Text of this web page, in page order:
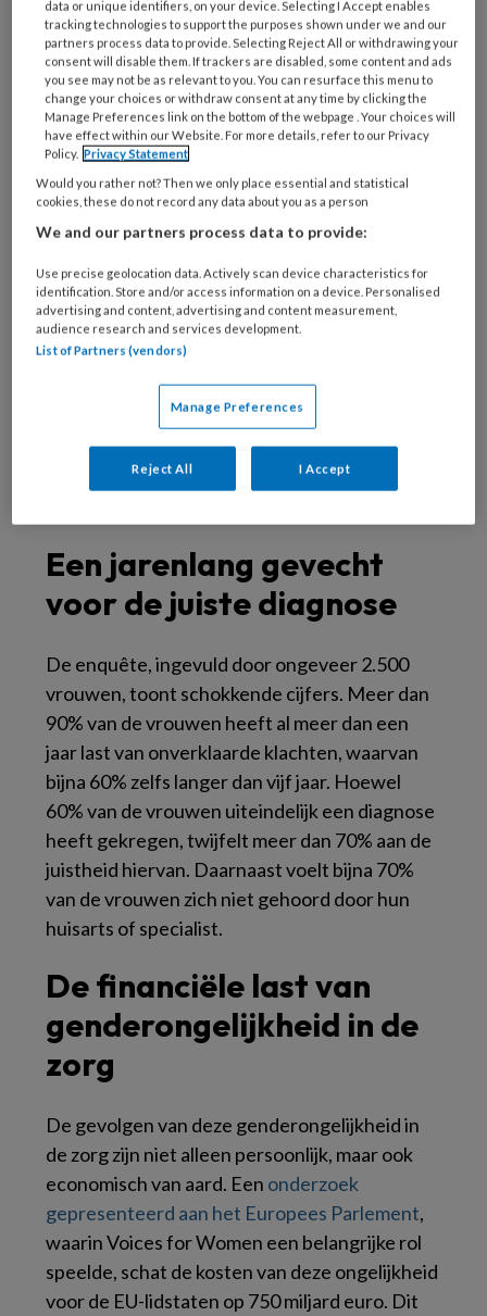
Vrouwen en onverklaarde
gezondheidsklachten
De gezondheidszorg kampt met een
hardnekkig probleem: veel vrouwen met
een gebrek aan adequate zorg. Uit een
enquête vanStichting Voices for Womenblijkt
dat deze problematiek diep geworteld is in de
manier waarop de gezondheidszorg is
georganiseerd. Waar mannen vaak de norm
zijn in medisch onderzoek en behandelingen,
blijven vrouwen achter met onopgeloste
gezondheidsproblemen.
Een jarenlang gevecht
voor de juiste diagnose
De enquête, ingevuld door ongeveer 2.500
vrouwen, toont schokkende cijfers. Meer dan
90% van de vrouwen heeft al meer dan een
jaar last van onverklaarde klachten, waarvan
bijna 60% zelfs langer dan vijf jaar. Hoewel
60% van de vrouwen uiteindelijk een diagnose
heeft gekregen, twijfelt meer dan 70% aan de
juistheid hiervan. Daarnaast voelt bijna 70%
van de vrouwen zich niet gehoord door hun
huisarts of specialist.
De financiële last van
genderongelijkheid in de
zorg
De gevolgen van deze genderongelijkheid in
de zorg zijn niet alleen persoonlijk, maar ook
economisch van aard. Een onderzoek
gepresenteerd aan het Europees Parlement,
waarin Voices for Women een belangrijke rol
speelde, schat de kosten van deze ongelijkheid
voor de EU-lidstaten op 750 miljard euro. Dit
data or unique identifiers, on your device. Selecting I Accept enables
tracking technologies to support the purposes shown under we and our
partners process data to provide. Selecting Reject All or withdrawing your
consent will disable them. If trackers are disabled, some content and ads
you see may not be as relevant to you. You can resurface this menu to
change your choices or withdraw consent at any time by clicking the
Manage Preferences link on the bottom of the webpage . Your choices will
have effect within our Website. For more details, refer to our Privacy
Policy. Privacy Statement
Would you rather not? Then we only place essential and statistical
cookies, these do not record any data about you as a person
We and our partners process data to provide:
Use precise geolocation data. Actively scan device characteristics for
identification. Store and/or access information on a device. Personalised
advertising and content, advertising and content measurement,
audience research and services development.
List of Partners (vendors)
Manage Preferences
Reject All I Accept